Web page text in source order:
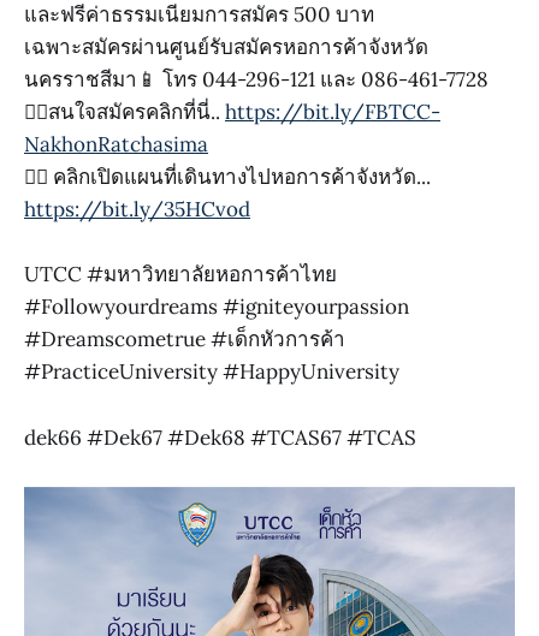
และฟรีค่าธรรมเนียมการสมัคร 500 บาท
เฉพาะสมัครผ่านศูนย์รับสมัครหอการค้าจังหวัด
นครราชสีมา📱 โทร 044-296-121 และ 086-461-7728
👉🏻สนใจสมัครคลิกที่นี่.. https://bit.ly/FBTCC-
NakhonRatchasima
👉🏻 คลิกเปิดแผนที่เดินทางไปหอการค้าจังหวัด...
https://bit.ly/35HCvod
UTCC #มหาวิทยาลัยหอการค้าไทย
#Followyourdreams #igniteyourpassion
#Dreamscometrue #เด็กหัวการค้า
#PracticeUniversity #HappyUniversity
dek66 #Dek67 #Dek68 #TCAS67 #TCAS